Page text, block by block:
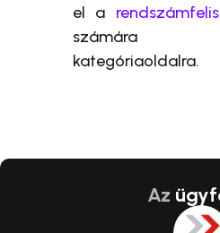
el a
számára
kategóriaoldalra.
Az